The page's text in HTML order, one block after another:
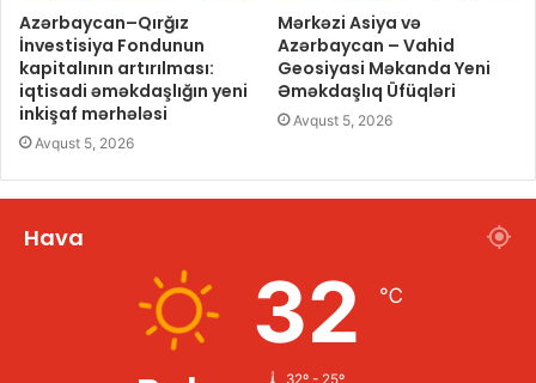
Azərbaycan–Qırğız
İnvestisiya Fondunun
kapitalının artırılması:
iqtisadi əməkdaşlığın yeni
inkişaf mərhələsi
Avqust 5, 2026
Mərkəzi Asiya və
Azərbaycan – Vahid
Geosiyasi Məkanda Yeni
Əməkdaşlıq Üfüqləri
Avqust 5, 2026
Hava
32 ℃
32º - 25º